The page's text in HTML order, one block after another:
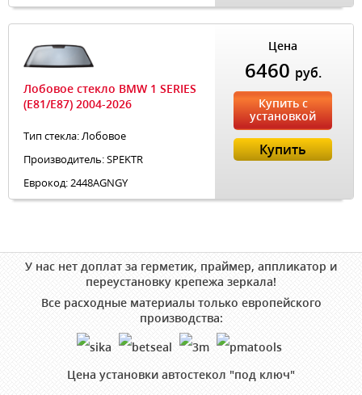
Лобовое стекло BMW 1 SERIES
(E81/E87) 2004-2026
Тип стекла: Лобовое
Производитель: SPEKTR
Еврокод: 2448AGNGY
Цена
6460 руб.
Купить с
установкой
Купить
У нас нет доплат за герметик, праймер, аппликатор и
переустановку крепежа зеркала!
Все расходные материалы только европейского
производства:
Цена установки автостекол "под ключ"